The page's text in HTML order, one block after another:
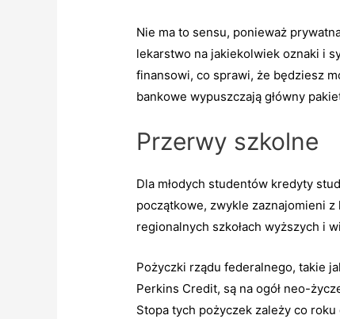
Nie ma to sensu, ponieważ
lekarstwo na jakiekolwiek oznaki i
finansowi, co sprawi, że będziesz
bankowe wypuszczają główny
Przerwy szkolne
Dla młodych studentów kredyty
początkowe, zwykle zaznajomieni
regionalnych szkołach wyższych i
Pożyczki rządu federalnego, takie
Perkins Credit, są na ogół neo-
Stopa tych pożyczek zależy co